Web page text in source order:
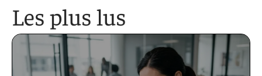
Les plus lus